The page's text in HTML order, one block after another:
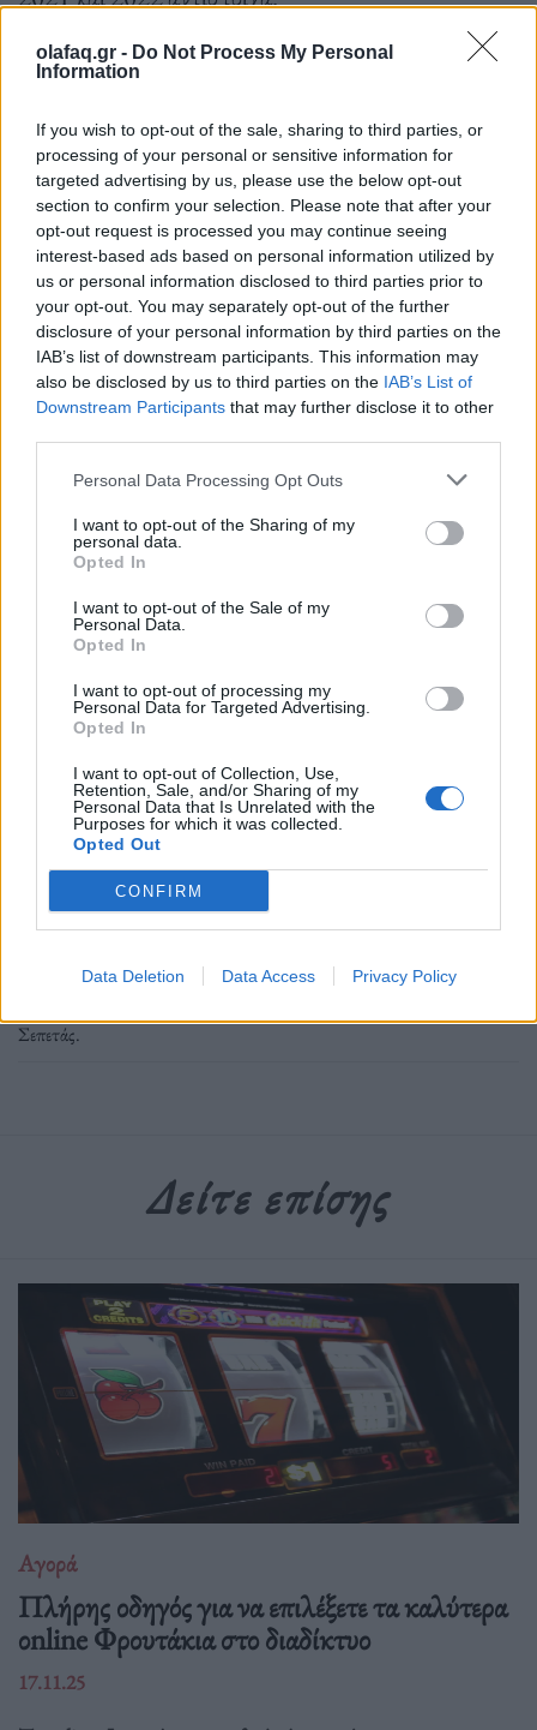
olafaq.gr - Do Not Process My Personal
Information
If you wish to opt-out of the sale, sharing to third parties, or
processing of your personal or sensitive information for
targeted advertising by us, please use the below opt-out
section to confirm your selection. Please note that after your
opt-out request is processed you may continue seeing
interest-based ads based on personal information utilized by
us or personal information disclosed to third parties prior to
your opt-out. You may separately opt-out of the further
disclosure of your personal information by third parties on the
IAB’s list of downstream participants. This information may
also be disclosed by us to third parties on the IAB’s List of
Downstream Participants that may further disclose it to other
Personal Data Processing Opt Outs
I want to opt-out of the Sharing of my
personal data.
Opted In
I want to opt-out of the Sale of my
Personal Data.
Opted In
I want to opt-out of processing my
Personal Data for Targeted Advertising.
Opted In
I want to opt-out of Collection, Use,
Retention, Sale, and/or Sharing of my
Personal Data that Is Unrelated with the
Purposes for which it was collected.
Opted Out
CONFIRM
Data Deletion Data Access Privacy Policy
Στο χαρτοφυλάκιο της Ηπειρωτικής Βιομηχανία
Εμφιαλώσεων ανήκουν επίσης και το φυσικό
μεταλλικό νερό «ΥΑΣ», , το φυσικό μεταλλικό
νερό «Μιτσικέλι» και η πρόσφατη προσθήκη το
2023 το μ. Artisan Mineral Water.
Κεντρικός άξονας της φιλοσοφίας της εταιρείας είναι
ποιότητας, εφαρμόζοντας άριστα συστήματα
ποιοτικού ελέγχου σε όλη την αλυσίδα παραγωγής
Ακολουθήστε το OLAFAQ
The FAQ Team
Σεπετάς.
Δείτε επίσης
Αγορά
Πλήρης οδηγός για να επιλέξετε τα καλύτερα
οnline Φρουτάκια στο διαδίκτυο
17.11.25